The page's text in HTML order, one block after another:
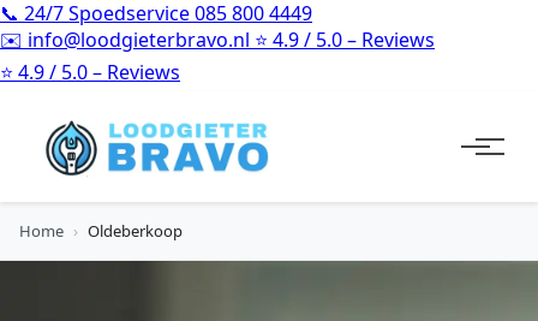
📞 24/7 Spoedservice085 800 4449
✉️ info@loodgieterbravo.nl ⭐ 4.9 / 5.0 – Reviews
⭐ 4.9 / 5.0 – Reviews
Home › Oldeberkoop